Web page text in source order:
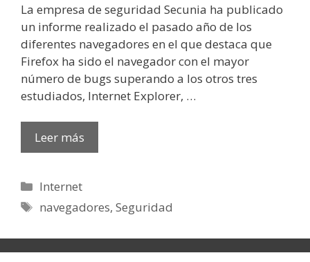
La empresa de seguridad Secunia ha publicado
un informe realizado el pasado año de los
diferentes navegadores en el que destaca que
Firefox ha sido el navegador con el mayor
número de bugs superando a los otros tres
estudiados, Internet Explorer, …
Leer más
Categorías
Internet
Etiquetas
navegadores,Seguridad